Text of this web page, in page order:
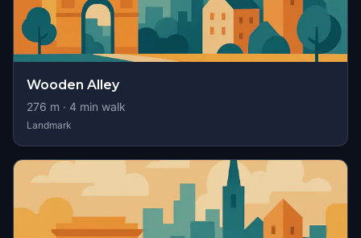
Wooden Alley
276 m · 4 min walk
Landmark